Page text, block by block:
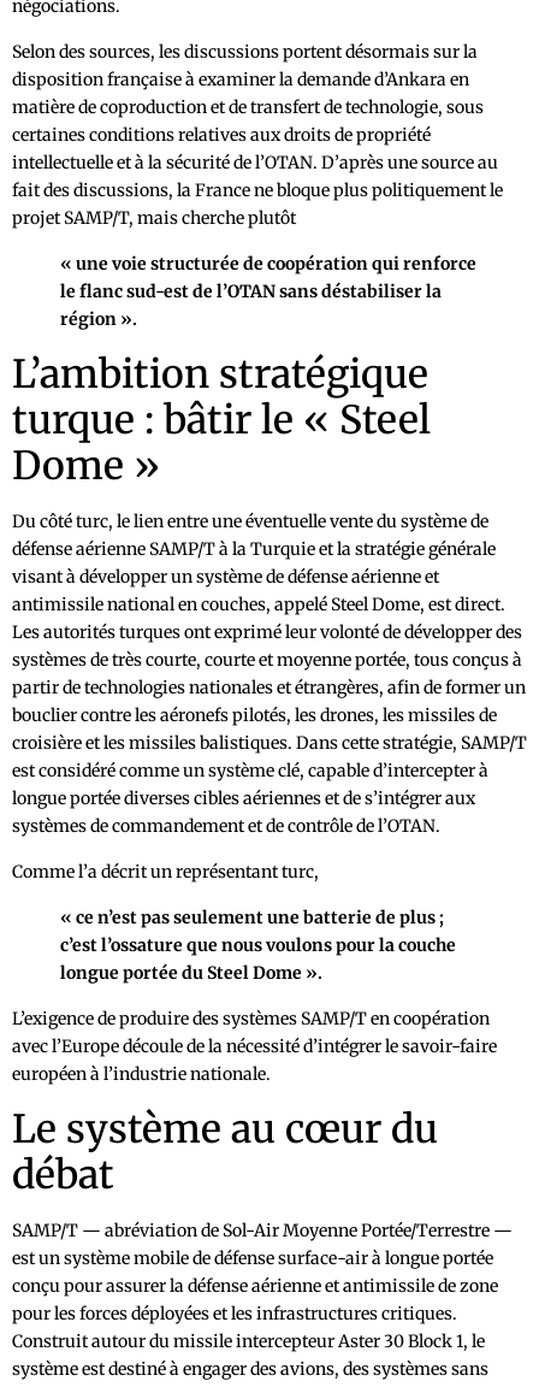
négociations.
Selon des sources, les discussions portent désormais sur la
disposition française à examiner la demande d’Ankara en
matière de coproduction et de transfert de technologie, sous
certaines conditions relatives aux droits de propriété
intellectuelle et à la sécurité de l’OTAN. D’après une source au
fait des discussions, la France ne bloque plus politiquement le
projet SAMP/T, mais cherche plutôt
« une voie structurée de coopération qui renforce
le flanc sud-est de l’OTAN sans déstabiliser la
région ».
L’ambition stratégique
turque : bâtir le « Steel
Dome »
Du côté turc, le lien entre une éventuelle vente du système de
défense aérienne SAMP/T à la Turquie et la stratégie générale
visant à développer un système de défense aérienne et
antimissile national en couches, appelé Steel Dome, est direct.
Les autorités turques ont exprimé leur volonté de développer des
systèmes de très courte, courte et moyenne portée, tous conçus à
partir de technologies nationales et étrangères, afin de former un
bouclier contre les aéronefs pilotés, les drones, les missiles de
croisière et les missiles balistiques. Dans cette stratégie, SAMP/T
est considéré comme un système clé, capable d’intercepter à
longue portée diverses cibles aériennes et de s’intégrer aux
systèmes de commandement et de contrôle de l’OTAN.
Comme l’a décrit un représentant turc,
« ce n’est pas seulement une batterie de plus ;
c’est l’ossature que nous voulons pour la couche
longue portée du Steel Dome ».
L’exigence de produire des systèmes SAMP/T en coopération
avec l’Europe découle de la nécessité d’intégrer le savoir-faire
européen à l’industrie nationale.
Le système au cœur du
débat
SAMP/T — abréviation de Sol-Air Moyenne Portée/Terrestre —
est un système mobile de défense surface-air à longue portée
conçu pour assurer la défense aérienne et antimissile de zone
pour les forces déployées et les infrastructures critiques.
Construit autour du missile intercepteur Aster 30 Block 1, le
système est destiné à engager des avions, des systèmes sans